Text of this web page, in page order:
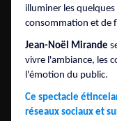
illuminer les quelques
consommation et de
Jean-Noël Mirande
vivre l'ambiance, les
l'émotion du public.
Ce spectacle
réseaux sociaux et